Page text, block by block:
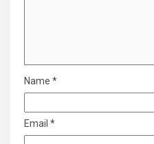
Name *
Email *